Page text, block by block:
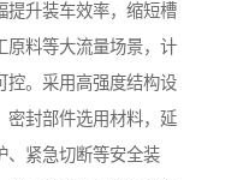
提升装车效率，缩短槽
原料等大流量场景，计
控。采用高强度结构设
密封部件选用材料，延
、紧急切断等安全装